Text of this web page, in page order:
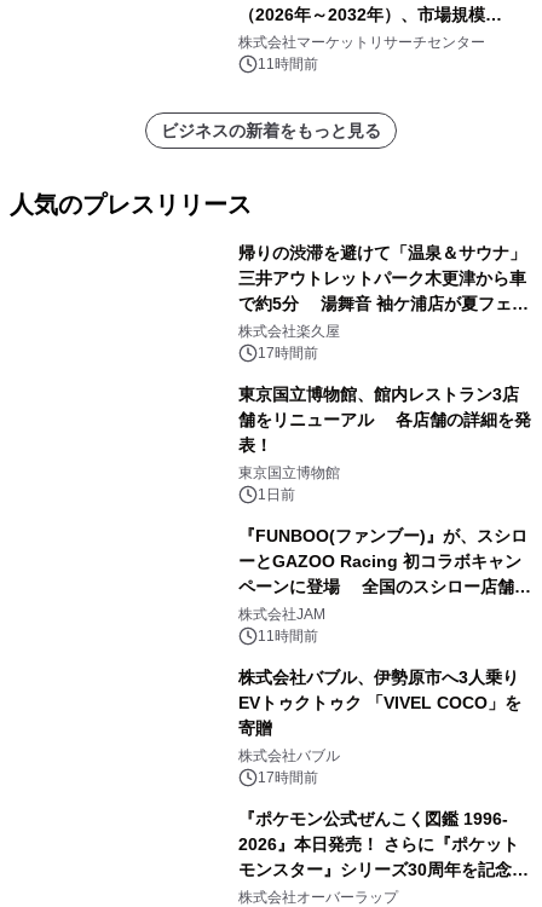
（2026年～2032年）、市場規模
（0.995、0.999、その他）・分析レポ
ートを発表
株式会社マーケットリサーチセンター
11時間前
ビジネスの新着をもっと見る
人気のプレスリリース
帰りの渋滞を避けて「温泉＆サウナ」
三井アウトレットパーク木更津から車
で約5分 湯舞音 袖ケ浦店が夏フェア
メニューを提供
株式会社楽久屋
17時間前
東京国立博物館、館内レストラン3店
舗をリニューアル 各店舗の詳細を発
表！
東京国立博物館
1日前
『FUNBOO(ファンブー)』が、スシロ
ーとGAZOO Racing 初コラボキャン
ペーンに登場 全国のスシロー店舗で
GR 4車種の FUNBOO(ミニカー)付き
メニューが展開されます
株式会社JAM
11時間前
株式会社バブル、伊勢原市へ3人乗り
EVトゥクトゥク 「VIVEL COCO」を
寄贈
株式会社バブル
17時間前
『ポケモン公式ぜんこく図鑑 1996-
2026』本日発売！ さらに『ポケット
モンスター』シリーズ30周年を記念し
た画集『ポケットモンスター ビジュア
株式会社オーバーラップ